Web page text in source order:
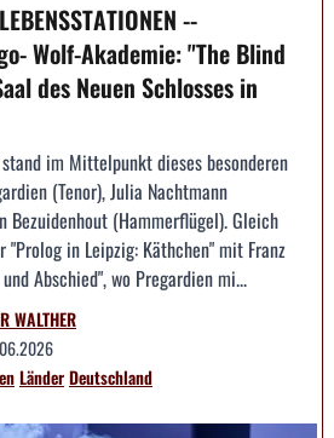
--
Wolf-Akademie: "The Blind
des Neuen Schlosses in
im Mittelpunkt dieses besonderen
(Tenor), Julia Nachtmann
Bezuidenhout (Hammerflügel). Gleich
in Leipzig: Käthchen" mit Franz
Abschied", wo Pregardien mi...
WALTHER
LänderDeutschland